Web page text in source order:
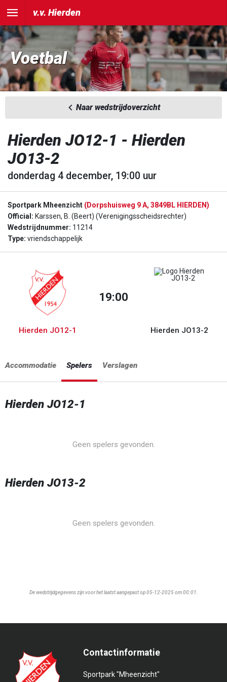
v.v. Hierden
Voetbal
Naar wedstrijdoverzicht
Hierden JO12-1 - Hierden
JO13-2
donderdag 4 december, 19:00 uur
Sportpark Mheenzicht (Dorpshuisweg 9 A, 3849BL HIERDEN)
Official: Karssen, B. (Beert) (Verenigingsscheidsrechter)
Wedstrijdnummer: 11214
Type: vriendschappelijk
Hierden JO12-1
19:00
Hierden JO13-2
Accommodatie Spelers Verslagen
Hierden JO12-1
Geen spelers gevonden.
Hierden JO13-2
Geen spelers gevonden.
De wedstrijdgegevens zijn voor het laatst aangepast op 05-12-2025 om 00:01.
Contactinformatie
Sportpark "Mheenzicht"